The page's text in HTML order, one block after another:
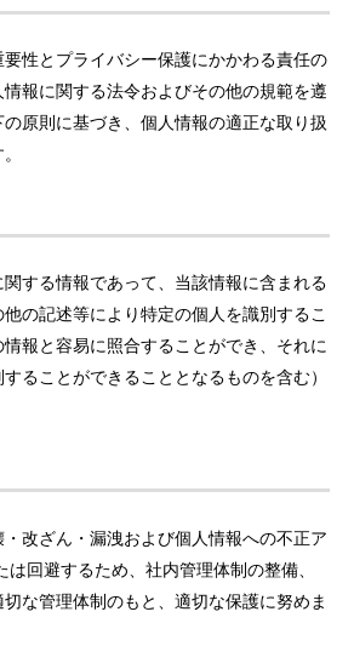
性とプライバシー保護にかかわる責任の
報に関する法令およびその他の規範を遵
原則に基づき、個人情報の適正な取り扱
する情報であって、当該情報に含まれる
の記述等により特定の個人を識別するこ
報と容易に照合することができ、それに
ることができることとなるものを含む）
改ざん・漏洩および個人情報への不正ア
回避するため、社内管理体制の整備、
な管理体制のもと、適切な保護に努めま